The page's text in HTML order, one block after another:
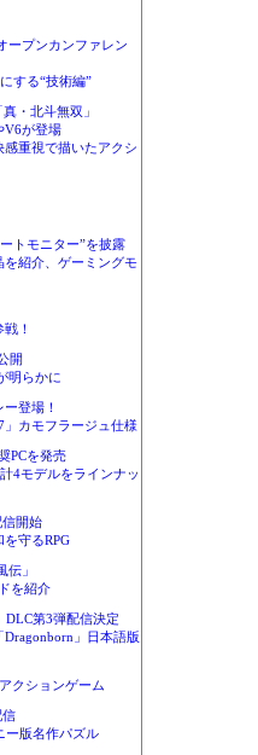
ープンカンファレン
する“技術編”
・北斗無双」
V6が登場
重視で描いたアクシ
トモニター”を披露
を紹介、ゲーミングモ
！
開
明らかに
登場！
」カモフラージュ仕様
PCを発売
4モデルをラインナッ
開始
守るRPG
」
を紹介
DLC第3弾配信決定
Dragonborn」日本語版
クションゲーム
信
ー版名作パズル